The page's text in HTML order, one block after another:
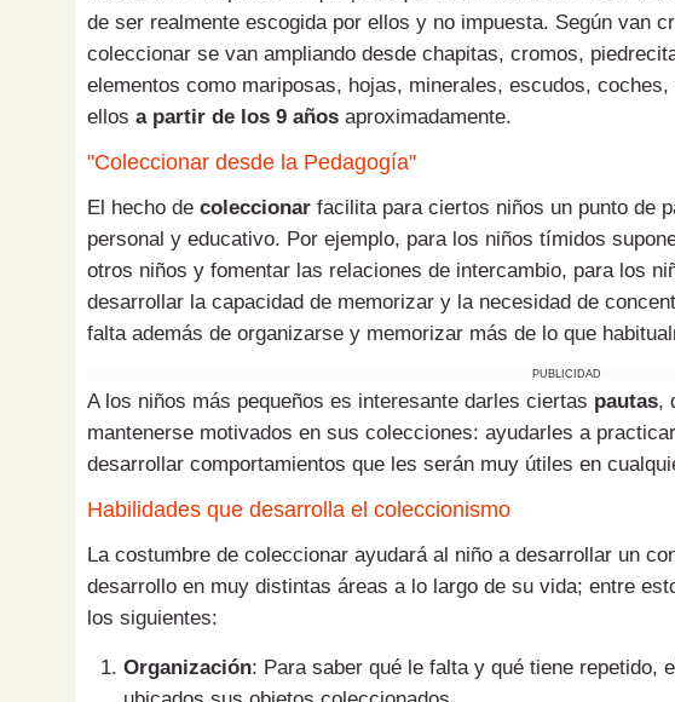
de ser realmente escogida por ellos y no impuesta. Según van
coleccionar se van ampliando desde chapitas, cromos,
elementos como mariposas, hojas, minerales, escudos,
ellos a partir de los 9 años aproximadamente.
"Coleccionar desde la Pedagogía"
El hecho de coleccionar facilita para ciertos niños un punto de
personal y educativo. Por ejemplo, para los niños tímidos
otros niños y fomentar las relaciones de intercambio, para los
desarrollar la capacidad de memorizar y la necesidad de
falta además de organizarse y memorizar más de lo que
PUBLICIDAD
A los niños más pequeños es interesante darles ciertas pautas,
mantenerse motivados en sus colecciones: ayudarles a
desarrollar comportamientos que les serán muy útiles en
Habilidades que desarrolla el coleccionismo
La costumbre de coleccionar ayudará al niño a desarrollar un
desarrollo en muy distintas áreas a lo largo de su vida; entre
los siguientes:
Organización: Para saber qué le falta y qué tiene repetido,